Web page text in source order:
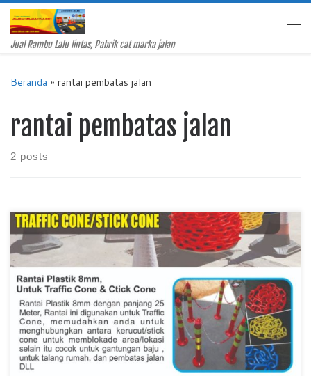
Skip to content
Jual Rambu Lalu lintas, Pabrik cat marka jalan
Beranda » rantai pembatas jalan
rantai pembatas jalan
2 posts
Jual Rantai Plastik, Pabrik Rantai Plastik, Pabrik Rantai
Plastik, Harga Rantai Plastik, Rantai Plastik Murah, Jual Rantai
Plastik Papua, Jual Rantai Plastik Kalimantan RANTAI
PLASTIK MURAH JAKARTA